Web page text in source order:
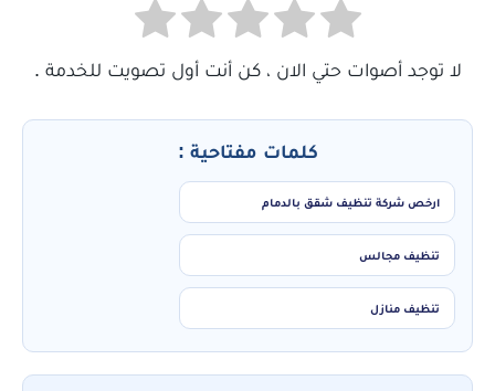
لا توجد أصوات حتي الان ، كن أنت أول تصويت للخدمة .
كلمات مفتاحية :
ارخص شركة تنظيف شقق بالدمام
تنظيف مجالس
تنظيف منازل